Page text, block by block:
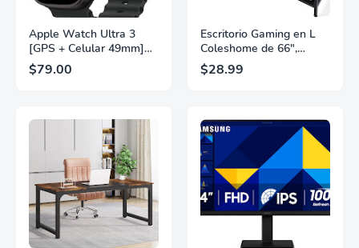
Apple Watch Ultra 3
[GPS + Celular 49mm]
Reloj Inteligente para
Correr y Multideportes
Ocean Negra.
Comunicaciones por
Satélite, Seguimiento
Avanzado de Salud y
Fitness.
$79.00
Escritorio Gaming en L
Coleshome de 66",
Escritorio de Esquina
para Computadora, Mesa
Escritura, Estación de
Trabajo para Gaming
Más Grande, Negro.
$28.99